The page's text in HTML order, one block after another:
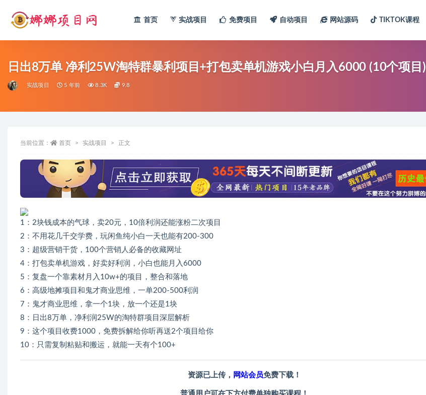
首页 实战项目 免费项目 自动项目 网站源码 TIKTOK课程
日出8万单 净利25W淘特群暴利项目+打包卖单机游戏小白月入6000 (10个项目)
实战项目 5 年前 8.3K 9.8
当前位置： 首页 实战项目 正文
1：2块钱成本的气球，卖20元，10倍利润还能涨粉二次项目
2：不用花几千交学费，玩闲鱼纯小白一天也能有200-300
3：超级营销干货，100个营销人必备的收藏网址
4：打包卖单机游戏，好卖好利润，小白也能月入6000
5：复盘一个靠素材月入10w+的项目，整合和落地
6：高级地摊项目和鬼才商业思维，一单200-500利润
7：鬼才商业思维，拿一个1块，放一个还是1块
8：日出8万单，净利润25W的淘特群项目深层解析
9：这个项目收费1000，免费拆解给你听再送2个项目给你
10：只需复制粘贴和搬运，就能一天有个100+
资源已上传， 网站会员免费下载！